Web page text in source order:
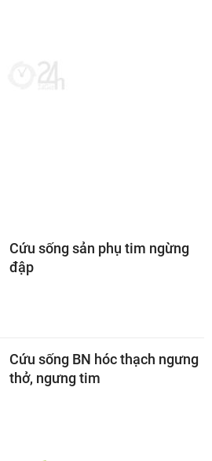
Cứu sống sản phụ tim ngừng
đập
Cứu sống BN hóc thạch ngưng
thở, ngưng tim